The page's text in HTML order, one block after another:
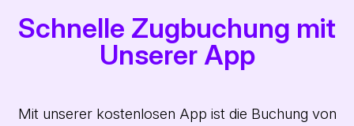
Schnelle Zugbuchung mit
Unserer App
Mit unserer kostenlosen App ist die Buchung von